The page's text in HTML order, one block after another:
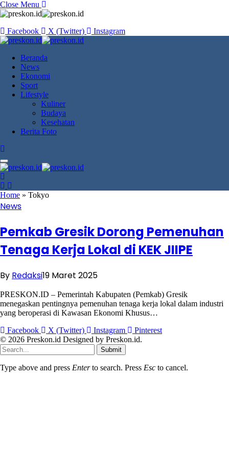
Close Menu
Facebook X (Twitter) Instagram
Beranda
News
Ekonomi
Sport
Lifestyle
Kuliner
Budaya
Kesehatan
Berita Foto
Home » Tokyo
News
Pemkab Gresik Dorong Pemenuhan
Tenaga Kerja Lokal di KEK JIIPE
By Redaksi19 Maret 2025
PRESKON.ID – Pemerintah Kabupaten (Pemkab) Gresik
menegaskan pentingnya pemenuhan tenaga kerja lokal dalam industri
yang beroperasi di Kawasan Ekonomi Khusus…
Facebook
X (Twitter) Instagram
Pinterest
© 2026 Preskon.id Designed by Preskon.id.
Submit
Type above and press Enterto search. Press Esc to cancel.